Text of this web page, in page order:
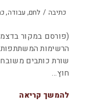
כתיבה / לחם, עבודה,
הרשימות
שורת כותבים
חוץ…
להמשך קריאה